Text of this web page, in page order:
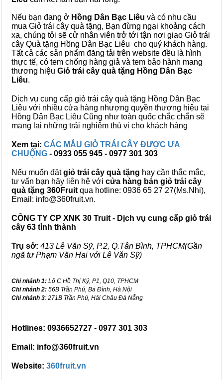
Nếu bạn đang ở Hồng Dân Bạc Liêu và có nhu cầu
mua Giỏ trái cây quà tặng, Bạn đừng ngại khoảng cách
xa, chúng tôi sẽ cử nhân viên trở tới tận nơi giao Giỏ trái
cây Quà tặng Hồng Dân Bạc Liêu cho quý khách hàng.
Tất cả các sản phẩm đăng tải trên website đều là hình
thực tế, có tem chống hàng giả và tem bảo hành mang
thương hiệu Giỏ trái cây quà tặng Hồng Dân Bạc
Liêu.
Dịch vụ cung cấp giỏ trái cây quà tặng Hồng Dân Bạc
Liêu với nhiều cửa hàng nhượng quyền thương hiệu tại
Hồng Dân Bạc Liêu Cũng như toàn quốc chắc chắn sẽ
mang lại những trải nghiệm thù vị cho khách hàng
Xem tại: CÁC MẪU GIỎ TRÁI CÂY ĐƯỢC ƯA
CHUỘNG - 0933 055 945 - 0977 301 303
Nếu muốn đặtgiỏ trái cây quà tặng hay cần thắc mắc,
tư vấn bạn hãy liên hệ với cửa hàng bán giỏ trái cây
quà tặng 360Fruit qua hotline: 0936 65 27 27(Ms.Nhi),
Email: info@360fruit.vn.
CÔNG TY CP XNK 30 Truit - Dịch vụ cung cấp giỏ trái
cây 63 tỉnh thành
Trụ sở: 413 Lê Văn Sỹ, P.2, Q.Tân Bình, TPHCM(Gần
ngã tư Phạm Văn Hai với Lê Văn Sỹ)
Chi nhánh 1: Lô C Hồ Thị Kỷ, P1, Q10, TPHCM
Chi nhánh 2: 56B Trần Phú, Ba Đình, Hà Nội
Chi nhánh 3: 271B Trần Phú, Hải Châu Đà Nẵng
Hotlines: 0936652727 - 0977 301 303
Email: info@360fruit.vn
Website: 360fruit.vn